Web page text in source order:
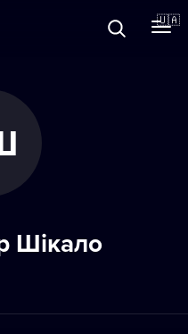
🇺🇦
Шікало